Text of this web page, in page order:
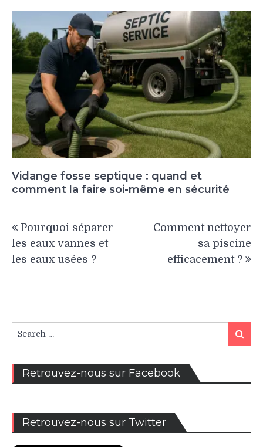
Vidange fosse septique : quand et
comment la faire soi-même en sécurité
de
l’article
Pourquoi séparer
les eaux vannes et
les eaux usées ?
Comment nettoyer
sa piscine
efficacement ?
for:
Search
Retrouvez-nous sur Facebook
Retrouvez-nous sur Twitter